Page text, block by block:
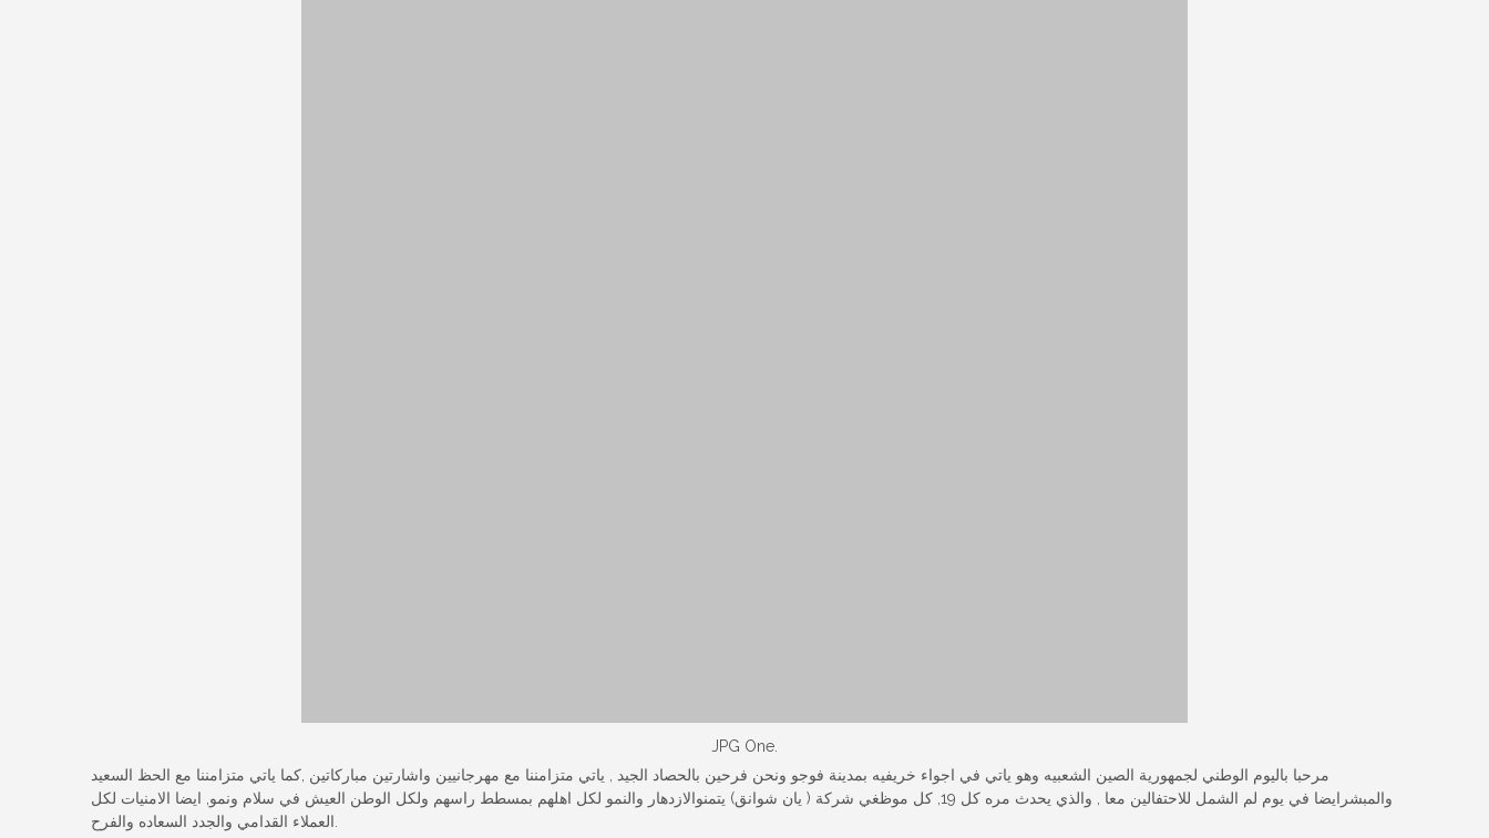
JPG One.
مرحبا باليوم الوطني لجمهورية الصين الشعبيه وهو ياتي في اجواء خريفيه بمدينة فوجو ونحن فرحين بالحصاد الجيد , ياتي متزامننا مع مهرجانيين واشارتين مباركاتين ,كما ياتي متزامننا مع الحظ السعيد
والمبشرايضا في يوم لم الشمل للاحتفالين معا , والذي يحدث مره كل 19, كل موظغي شركة ( يان شوانق) يتمنوالازدهار والنمو لكل اهلهم بمسطط راسهم ولكل الوطن العيش في سلام ونمو, ايضا الامنيات لكل